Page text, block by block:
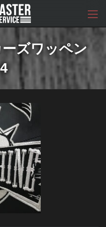
ズワッペン